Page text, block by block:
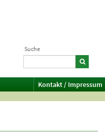
Suche
Kontakt / Impressum